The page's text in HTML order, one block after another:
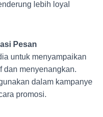
lebih loyal
Pesan
untuk menyampaikan
dan menyenangkan.
dalam kampanye
promosi.